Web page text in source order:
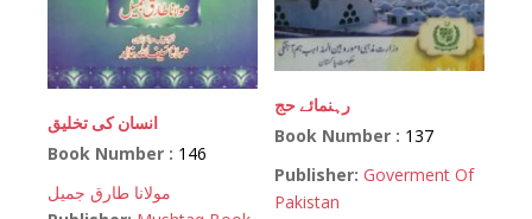
انسان کی تخلیق
Book Number : 146
مولانا طارق جمیل
رہنمائے حج
Book Number : 137
Publisher: Goverment Of
Pakistan